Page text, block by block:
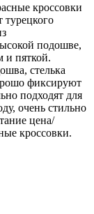
кроссовки
турецкого
подошве,
и пяткой.
стелька
фиксируют
подходят для
очень стильно
цена/
кроссовки.